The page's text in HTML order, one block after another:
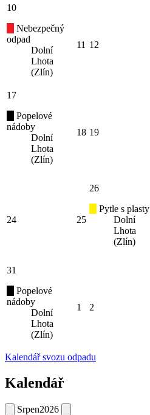
10
Nebezpečný
odpad
Dolní
Lhota
(Zlín)
11 12
17
Popelové
nádoby
Dolní
Lhota
(Zlín)
18 19
24 25
26
Pytle s plasty
Dolní
Lhota
(Zlín)
31
Popelové
nádoby
Dolní
Lhota
(Zlín)
1 2
Kalendář svozu odpadu
Kalendář
Srpen2026